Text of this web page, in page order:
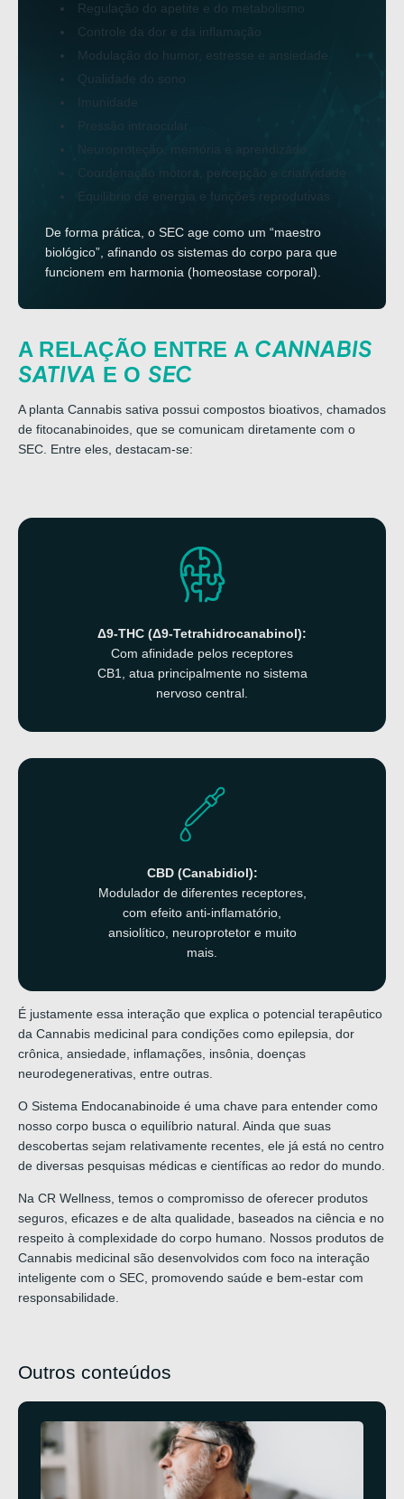
Regulação do apetite e do metabolismo
Controle da dor e da inflamação
Modulação do humor, estresse e ansiedade
Qualidade do sono
Imunidade
Pressão intraocular
Neuroproteção, memória e aprendizado
Coordenação motora, percepção e criatividade
Equilíbrio de energia e funções reprodutivas
De forma prática, o SEC age como um “maestro
biológico”, afinando os sistemas do corpo para que
funcionem em harmonia (homeostase corporal).
A RELAÇÃO ENTRE A CANNABIS
SATIVA E O SEC
A planta Cannabis sativa possui compostos bioativos, chamados
de fitocanabinoides, que se comunicam diretamente com o
SEC. Entre eles, destacam-se:
Δ9-THC (Δ9-Tetrahidrocanabinol):
Com afinidade pelos receptores
CB1, atua principalmente no sistema
nervoso central.
CBD (Canabidiol):
Modulador de diferentes receptores,
com efeito anti-inflamatório,
ansiolítico, neuroprotetor e muito
mais.
É justamente essa interação que explica o potencial terapêutico
da Cannabis medicinal para condições como epilepsia, dor
crônica, ansiedade, inflamações, insônia, doenças
neurodegenerativas, entre outras.
O Sistema Endocanabinoide é uma chave para entender como
nosso corpo busca o equilíbrio natural. Ainda que suas
descobertas sejam relativamente recentes, ele já está no centro
de diversas pesquisas médicas e científicas ao redor do mundo.
Na CR Wellness, temos o compromisso de oferecer produtos
seguros, eficazes e de alta qualidade, baseados na ciência e no
respeito à complexidade do corpo humano. Nossos produtos de
Cannabis medicinal são desenvolvidos com foco na interação
inteligente com o SEC, promovendo saúde e bem-estar com
responsabilidade.
Outros conteúdos